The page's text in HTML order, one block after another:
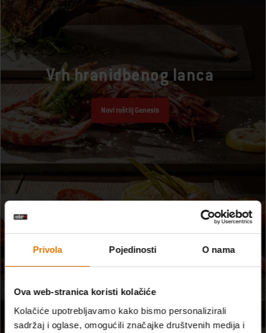
Privola Pojedinosti O nama
Ova web-stranica koristi kolačiće
Kolačiće upotrebljavamo kako bismo personalizirali
sadržaj i oglase, omogućili značajke društvenih medija i
Vrh hranidbenog lanca
Novi roštilj Genesis